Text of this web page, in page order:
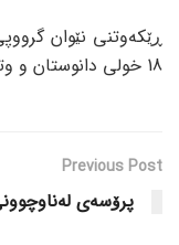
ڕێکەوتنی نێوان
18 خولی دانوستان و وتووێژی نێوانیان واژۆ کرا./.
Previous Post
پرۆسەی